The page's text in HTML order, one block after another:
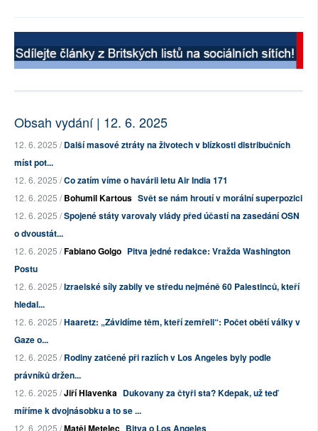
Obsah vydání | 12. 6. 2025
12. 6. 2025 /Další masové ztráty na životech v blízkosti distribučních
míst pot...
12. 6. 2025 /Co zatím víme o havárii letu Air India 171
12. 6. 2025 /Bohumil Kartous Svět se nám hroutí v morální superpozici
12. 6. 2025 /Spojené státy varovaly vlády před účastí na zasedání OSN
o dvoustát...
12. 6. 2025 /Fabiano Golgo Pitva jedné redakce: Vražda Washington
Postu
12. 6. 2025 /Izraelské síly zabily ve středu nejméně 60 Palestinců, kteří
hledal...
12. 6. 2025 /Haaretz: „Závidíme těm, kteří zemřeli“: Počet obětí války v
Gaze o...
12. 6. 2025 /Rodiny zatčené při raziích v Los Angeles byly podle
právníků držen...
12. 6. 2025 /Jiří Hlavenka Dukovany za čtyři sta? Kdepak, už teď
míříme k dvojnásobku a to se ...
12. 6. 2025 /Matěj Metelec Bitva o Los Angeles